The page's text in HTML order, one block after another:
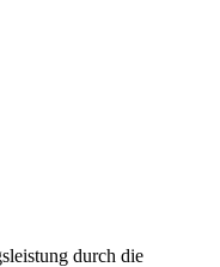
durch die